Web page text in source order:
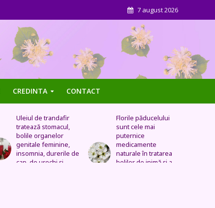
7 august 2026
CREDINTA CONTACT
Florile păducelului
sunt cele mai
puternice
medicamente
naturale în tratarea
bolilor de inimă şi a
Panseluța sălbatică –
Este eficientă pentru
cistită, ameliorează
constipația, are grijă
de sănătatea urinară,
tratează problemele